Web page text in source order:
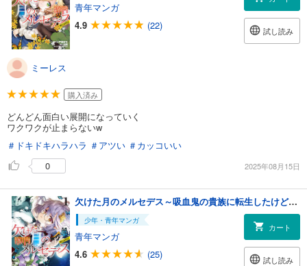
青年マンガ
4.9
(22) 試し読み
ミーレス
購入済み
どんどん面白い展開になっていく
ワクワクが止まらないw
＃ドキドキハラハラ ＃アツい ＃カッコいい
0
2025年08月15日
欠けた月のメルセデス～吸血鬼の貴族に転生したけど捨てられそうなのでダンジョンを制覇する～@COMIC 第1巻【描き下ろし漫画特典付き】
少年・青年マンガ
青年マンガ
4.6
(25)
カート
試し読み